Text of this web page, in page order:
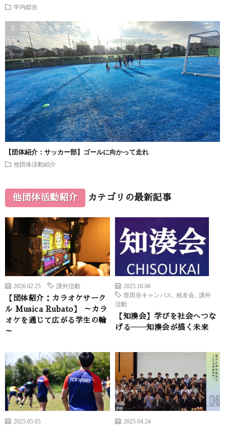
学内総合
【団体紹介：サッカー部】ゴールに向かって走れ
他団体活動紹介
他団体活動紹介 カテゴリの最新記事
2026.02.25 課外活動
【団体紹介：カラオケサーク
ル Musica Rubato】 ～カラ
オケを通じて広がる学生の輪
～
2025.10.06
世田谷キャンパス
校友会
課外
活動
【知湊会】学びを社会へつな
げる――知湊会が描く未来
2025.05.05
2025.04.24